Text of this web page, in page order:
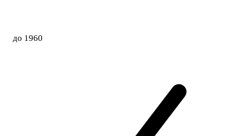
до 1960